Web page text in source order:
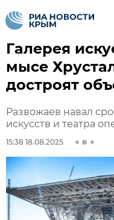
Галерея
мысе
достроят
Развожаев навал
искусств и театра
15:38 18.08.2025